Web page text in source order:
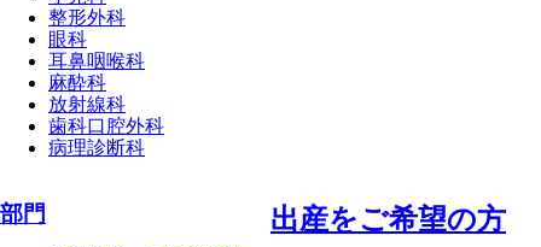
整形外科
眼科
耳鼻咽喉科
麻酔科
放射線科
歯科口腔外科
病理診断科
部門 出産をご希望の方